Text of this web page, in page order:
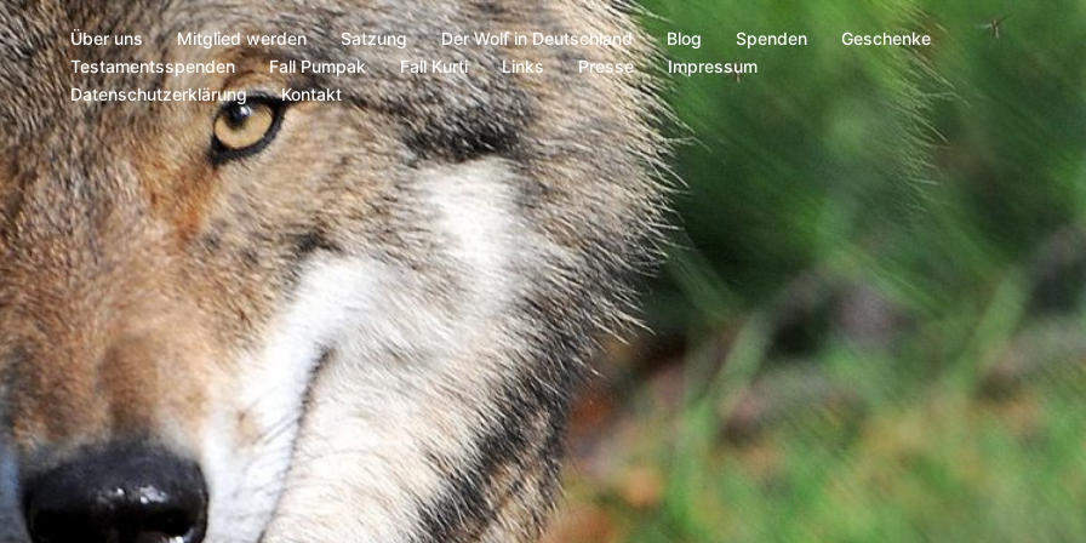
Über uns Mitglied werden Satzung Der Wolf in Deutschland Blog Spenden
Geschenke
Testamentsspenden
Fall Pumpak Fall Kurti Links Presse
Impressum
Datenschutzerklärung
Kontakt